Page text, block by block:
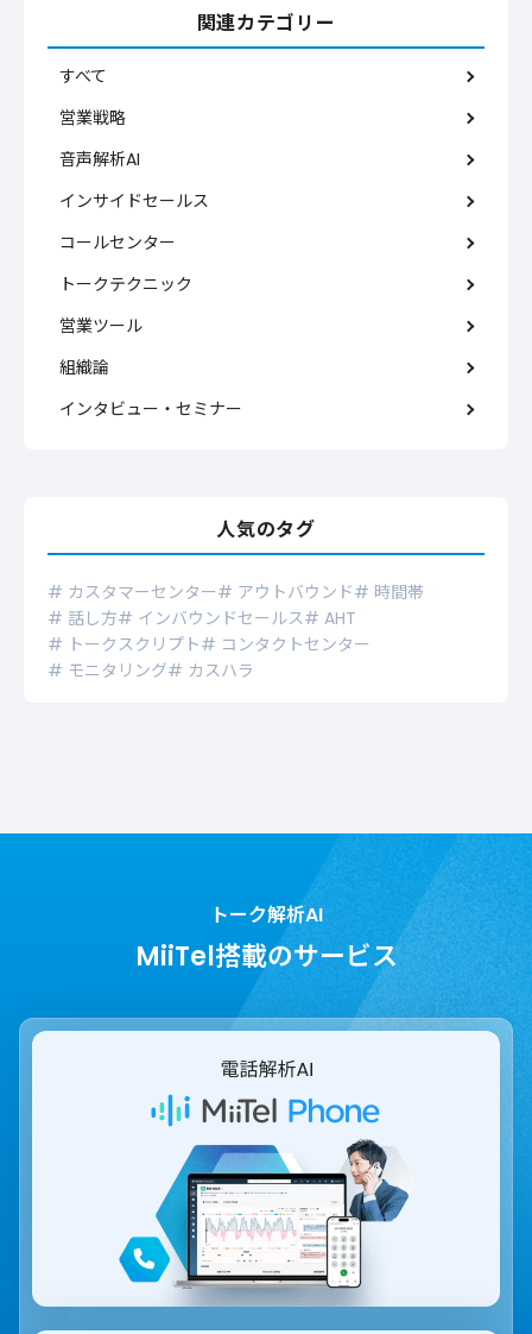
関連カテゴリー
すべて
営業戦略
音声解析AI
インサイドセールス
コールセンター
トークテクニック
営業ツール
組織論
インタビュー・セミナー
人気のタグ
# カスタマーセンター# アウトバウンド# 時間帯
# 話し方# インバウンドセールス# AHT
# トークスクリプト# コンタクトセンター
# モニタリング# カスハラ
トーク解析AI
MiiTel搭載のサービス